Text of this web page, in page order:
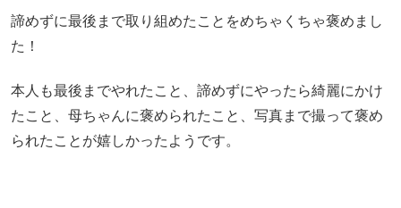
諦めずに最後まで取り組めたことをめちゃくちゃ褒めまし
た！
本人も最後までやれたこと、諦めずにやったら綺麗にかけ
たこと、母ちゃんに褒められたこと、写真まで撮って褒め
られたことが嬉しかったようです。